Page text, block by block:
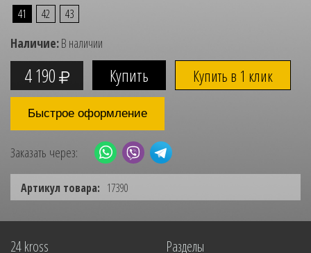
41 42 43
Наличие:В наличии
4 190 Купить в 1 клик
Быстрое оформление
Заказать через:
Артикул товара: 17390
24 kross Разделы